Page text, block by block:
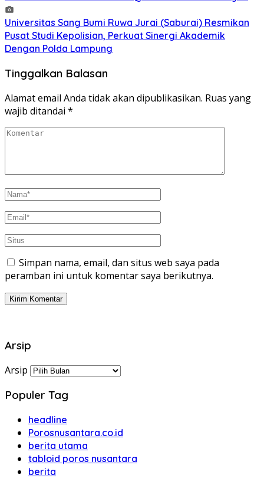
Universitas Sang Bumi Ruwa Jurai (Saburai) Resmikan
Pusat Studi Kepolisian, Perkuat Sinergi Akademik
Dengan Polda Lampung
Tinggalkan Balasan
Alamat email Anda tidak akan dipublikasikan. Ruas yang
wajib ditandai *
Simpan nama, email, dan situs web saya pada
peramban ini untuk komentar saya berikutnya.
Arsip
Arsip
Populer Tag
headline
Porosnusantara.co.id
berita utama
tabloid poros nusantara
berita